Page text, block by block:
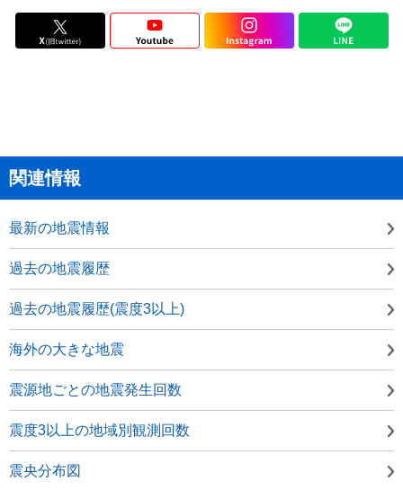
関連情報
最新の地震情報
過去の地震履歴
過去の地震履歴(震度3以上)
海外の大きな地震
震源地ごとの地震発生回数
震度3以上の地域別観測回数
震央分布図